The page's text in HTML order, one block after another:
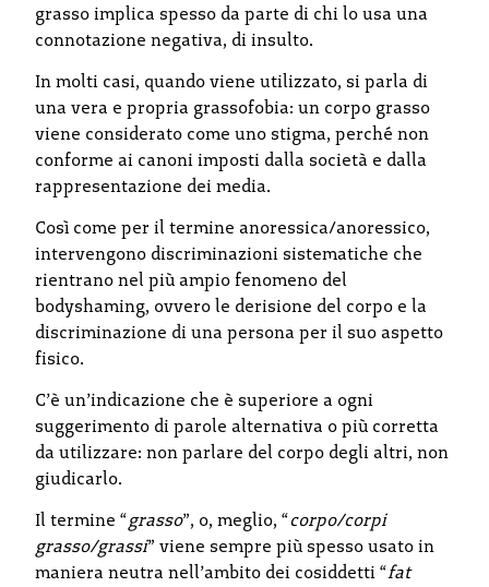
grasso implica spesso da parte di chi lo usa una
connotazione negativa, di insulto.
In molti casi, quando viene utilizzato, si parla di
una vera e propria grassofobia: un corpo grasso
viene considerato come uno stigma, perché non
conforme ai canoni imposti dalla società e dalla
rappresentazione dei media.
Così come per il termine anoressica/anoressico,
intervengono discriminazioni sistematiche che
rientrano nel più ampio fenomeno del
bodyshaming, ovvero le derisione del corpo e la
discriminazione di una persona per il suo aspetto
fisico.
C’è un’indicazione che è superiore a ogni
suggerimento di parole alternativa o più corretta
da utilizzare: non parlare del corpo degli altri, non
giudicarlo.
Il termine “grasso”, o, meglio, “corpo/corpi
grasso/grassi” viene sempre più spesso usato in
maniera neutra nell’ambito dei cosiddetti “fat